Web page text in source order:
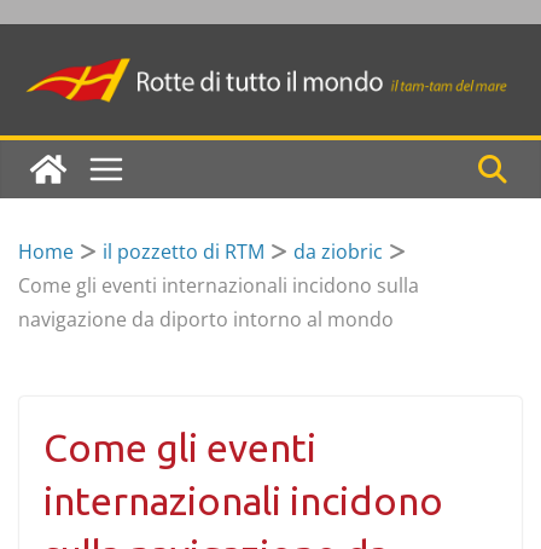
to
Home il pozzetto di RTM
da ziobric
Come gli eventi internazionali incidono sulla
navigazione da diporto intorno al mondo
Come gli eventi
internazionali incidono